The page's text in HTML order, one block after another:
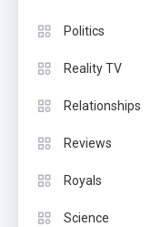
Politics
Reality TV
Relationships
Reviews
Royals
Science